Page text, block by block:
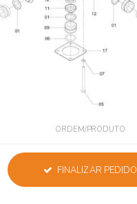
ORDEM/PRODUTO
FINALIZAR PEDIDO